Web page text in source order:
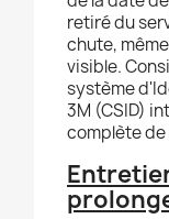
retiré du
chute,
visible.
système
3M (CSID)
complète